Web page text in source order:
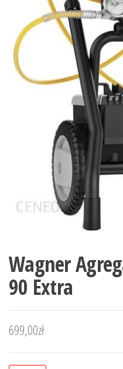
Wagner
90 Extra
699,00zł